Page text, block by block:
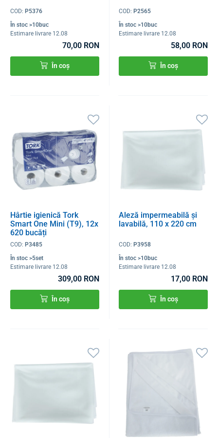
COD: P5376
În stoc >10buc
Estimare livrare 12.08
70,00 RON
În coș
COD:P2565
În stoc >10buc
Estimare livrare 12.08
58,00 RON
În coș
Hârtie igienică Tork
Smart One Mini (T9), 12x
620 bucăți
COD: P3485
În stoc >5set
Estimare livrare 12.08
309,00 RON
În coș
Aleză impermeabilă și
lavabilă, 110 x 220 cm
COD:P3958
În stoc >10buc
Estimare livrare 12.08
17,00 RON
În coș